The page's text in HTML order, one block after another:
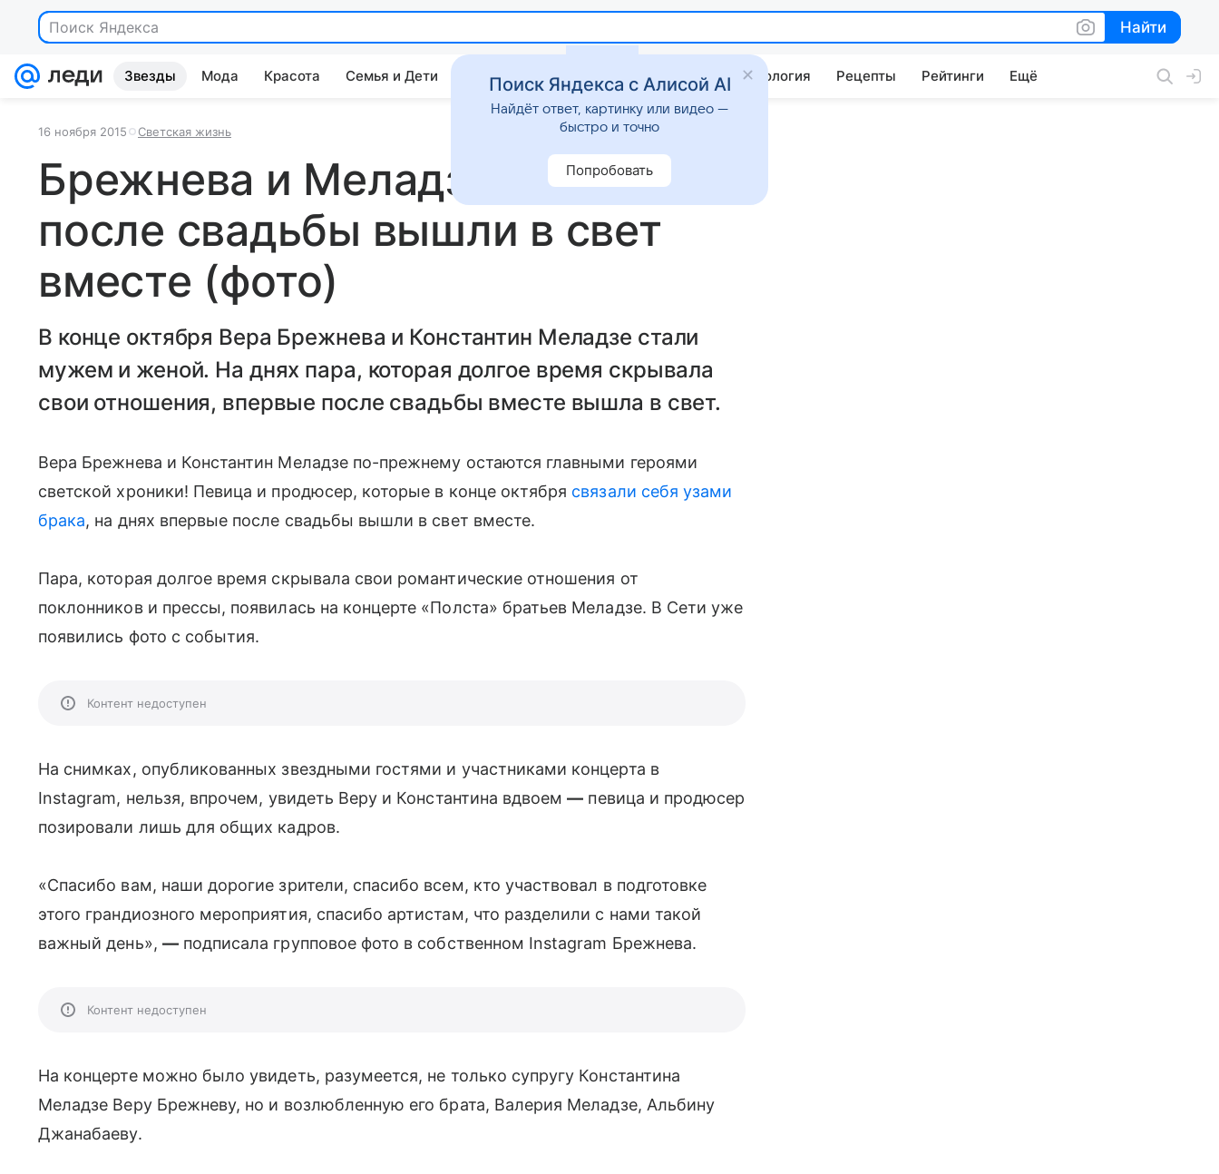
Поиск Яндекса Найти
Найти
Звезды Мода Красота Семья и Дети Дом Гороскопы Стиль жизни Психология Рецепты Рейтинги Ещё
16 ноября 2015 Светская жизнь
Брежнева и Меладзе впервые
после свадьбы вышли в свет
вместе (фото)
В конце октября Вера Брежнева и Константин Меладзе стали
мужем и женой. На днях пара, которая долгое время скрывала
свои отношения, впервые после свадьбы вместе вышла в свет.
Вера Брежнева и Константин Меладзе по-прежнему остаются главными героями
светской хроники! Певица и продюсер, которые в конце октября связали себя узами
брака, на днях впервые после свадьбы вышли в свет вместе.
Пара, которая долгое время скрывала свои романтические отношения от
поклонников и прессы, появилась на концерте «Полста» братьев Меладзе. В Сети уже
появились фото с события.
Контент недоступен
На снимках, опубликованных звездными гостями и участниками концерта в
Instagram, нельзя, впрочем, увидеть Веру и Константина вдвоем— певица и продюсер
позировали лишь для общих кадров.
«Спасибо вам, наши дорогие зрители, спасибо всем, кто участвовал в подготовке
этого грандиозного мероприятия, спасибо артистам, что разделили с нами такой
важный день», —подписала групповое фото в собственном Instagram Брежнева.
Контент недоступен
На концерте можно было увидеть, разумеется, не только супругу Константина
Меладзе Веру Брежневу, но и возлюбленную его брата, Валерия Меладзе, Альбину
Джанабаеву.
Поиск Яндекса с Алисой AI
Найдёт ответ, картинку или видео —
быстро и точно
Попробовать